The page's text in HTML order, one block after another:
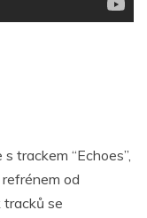
trackem “Echoes”,
od
tracků se